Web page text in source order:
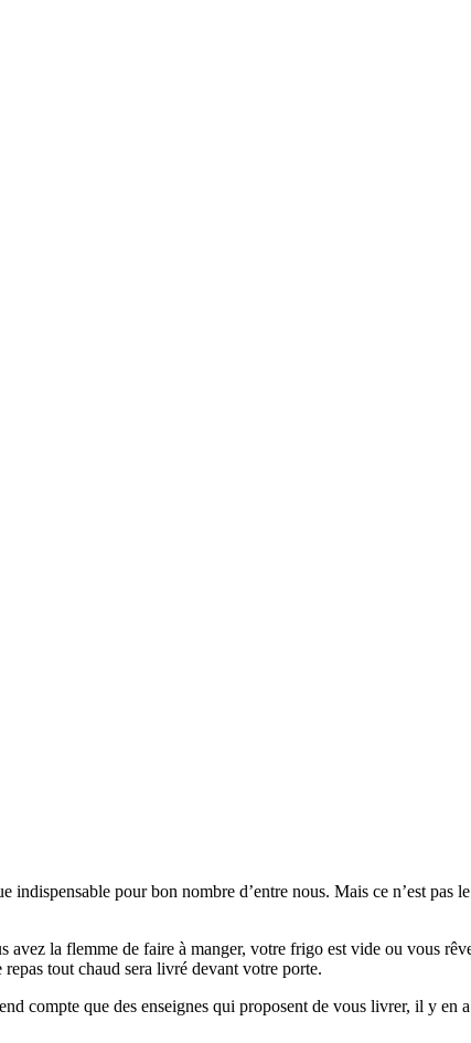
pour bon nombre d’entre nous. Mais ce n’est
avez la flemme de faire à manger, votre frigo est vide ou vous
tout chaud sera livré devant votre porte.
compte que des enseignes qui proposent de vous livrer, il y en